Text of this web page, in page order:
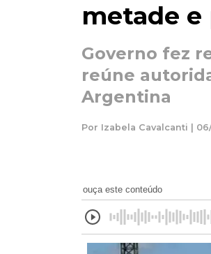
metade e
Governo fez
reúne
Argentina
Por Izabela Cavalcanti |
ouça este conteúdo